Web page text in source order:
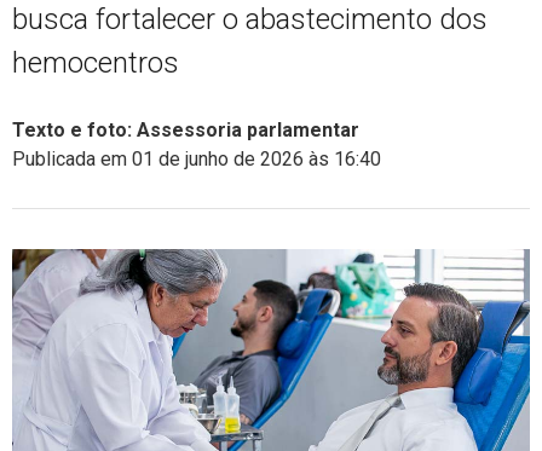
busca fortalecer o abastecimento dos
hemocentros
Texto e foto: Assessoria parlamentar
Publicada em 01 de junho de 2026 às 16:40